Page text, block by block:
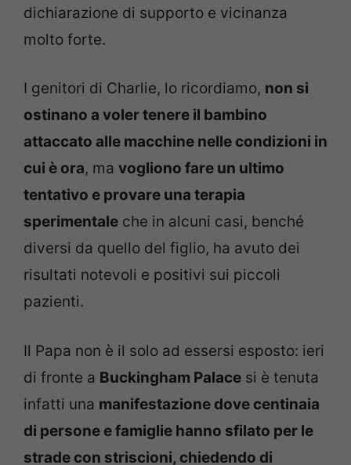
dichiarazione di supporto e vicinanza
molto forte.
I genitori di Charlie, lo ricordiamo, non si
ostinano a voler tenere il bambino
attaccato alle macchine nelle condizioni in
cui è ora, ma vogliono fare un ultimo
tentativo e provare una terapia
sperimentale che in alcuni casi, benché
diversi da quello del figlio, ha avuto dei
risultati notevoli e positivi sui piccoli
pazienti.
Il Papa non è il solo ad essersi esposto: ieri
di fronte a Buckingham Palace si è tenuta
infatti una manifestazione dove centinaia
di persone e famiglie hanno sfilato per le
strade con striscioni, chiedendo di